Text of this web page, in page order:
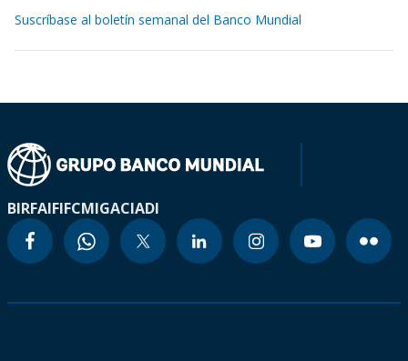
Suscríbase al boletín semanal del Banco Mundial
BIRFAIFIFCMIGACIADI